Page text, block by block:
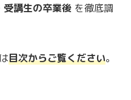
講生の卒業後 を徹底調
目次からご覧ください。